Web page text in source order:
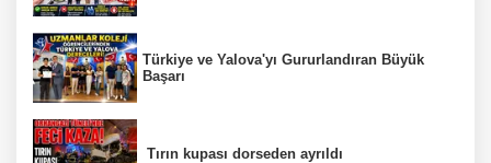
Türkiye ve Yalova'yı Gururlandıran Büyük
Başarı
Tırın kupası dorseden ayrıldı